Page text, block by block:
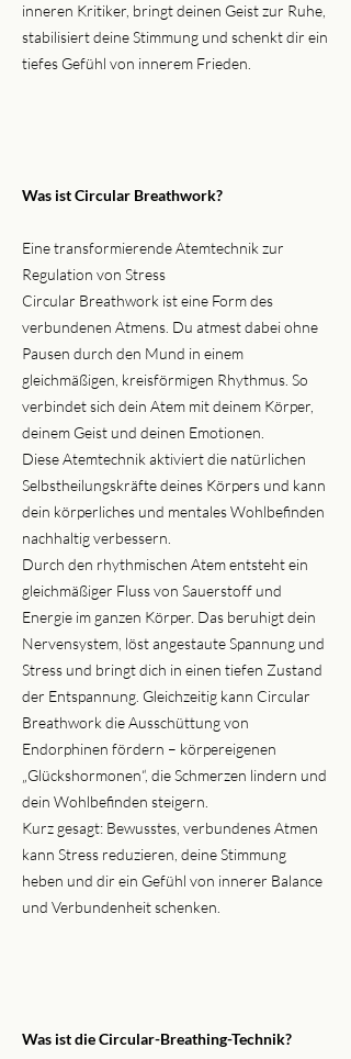
inneren Kritiker, bringt deinen Geist zur Ruhe,
stabilisiert deine Stimmung und schenkt dir ein
tiefes Gefühl von innerem Frieden.
Was ist Circular Breathwork?
Eine transformierende Atemtechnik zur
Regulation von Stress
Circular Breathwork ist eine Form des
verbundenen Atmens. Du atmest dabei ohne
Pausen durch den Mund in einem
gleichmäßigen, kreisförmigen Rhythmus. So
verbindet sich dein Atem mit deinem Körper,
deinem Geist und deinen Emotionen.
Diese Atemtechnik aktiviert die natürlichen
Selbstheilungskräfte deines Körpers und kann
dein körperliches und mentales Wohlbefinden
nachhaltig verbessern.
Durch den rhythmischen Atem entsteht ein
gleichmäßiger Fluss von Sauerstoff und
Energie im ganzen Körper. Das beruhigt dein
Nervensystem, löst angestaute Spannung und
Stress und bringt dich in einen tiefen Zustand
der Entspannung. Gleichzeitig kann Circular
Breathwork die Ausschüttung von
Endorphinen fördern – körpereigenen
„Glückshormonen“, die Schmerzen lindern und
dein Wohlbefinden steigern.
Kurz gesagt: Bewusstes, verbundenes Atmen
kann Stress reduzieren, deine Stimmung
heben und dir ein Gefühl von innerer Balance
und Verbundenheit schenken.
Was ist die Circular-Breathing-Technik?